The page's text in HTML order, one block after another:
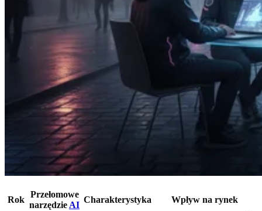
Rok
Przełomowe
narzędzie AI
Charakterystyka Wpływ na rynek